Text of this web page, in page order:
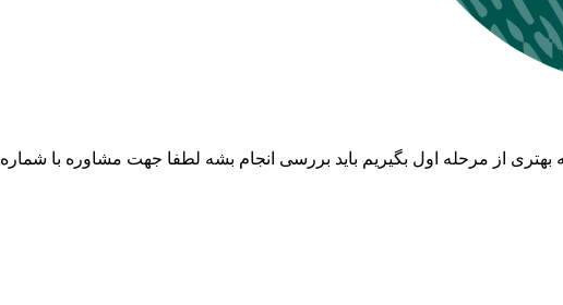
اول بگیریم باید بررسی انجام بشه لطفا جهت مشاوره با شماره 09020280310 تماس بگیرید.